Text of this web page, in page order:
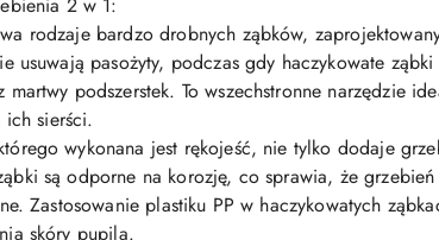
rodzaje bardzo drobnych ząbków,
usuwają pasożyty, podczas gdy haczykowate
martwy podszerstek. To wszechstronne narzędzie
ich sierści.
wykonana jest rękojeść, nie tylko dodaje
są odporne na korozję, co sprawia, że
Zastosowanie plastiku PP w haczykowatych
skóry pupila.